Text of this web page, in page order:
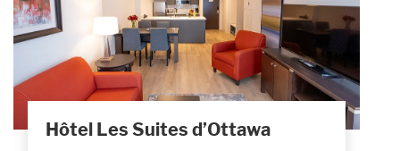
Hôtel Les Suites d’Ottawa